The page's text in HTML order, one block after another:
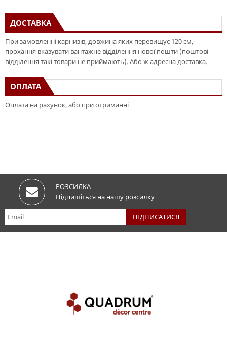
ДОСТАВКА
При замовленні карнизів, довжина яких перевищує 120 см,
прохання вказувати вантажне відділення нової пошти (поштові
відділення такі товари не приймають). Або ж адресна доставка.
ОПЛАТА
Оплата на рахунок, або при отриманні
РОЗСИЛКА
Підпишіться на нашу розсилку